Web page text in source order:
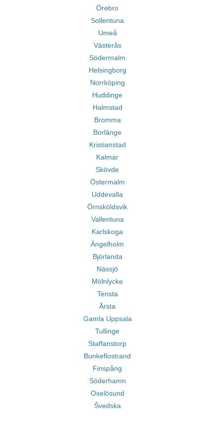
Örebro
Sollentuna
Umeå
Västerås
Södermalm
Helsingborg
Norrköping
Huddinge
Halmstad
Bromma
Borlänge
Kristianstad
Kalmar
Skövde
Östermalm
Uddevalla
Örnsköldsvik
Vallentuna
Karlskoga
Ängelholm
Björlanda
Nässjö
Mölnlycke
Tensta
Årsta
Gamla Uppsala
Tullinge
Staffanstorp
Bunkeflostrand
Finspång
Söderhamn
Oxelösund
Švedska